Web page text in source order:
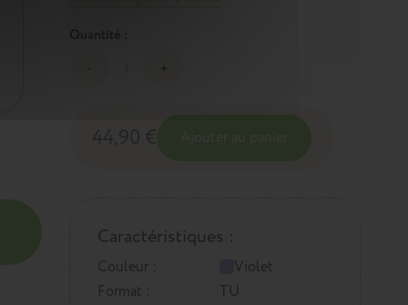
Caractéristiques :
Couleur :
Violet
Format :
TU